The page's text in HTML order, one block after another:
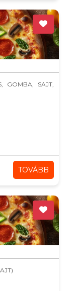
GOMBA, SAJT,
TOVÁBB